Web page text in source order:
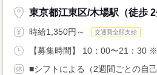
東京都江東区/木場駅（徒歩 2
時給1,350円～ 交通費全額支給
【募集時間】 10：00〜21：30 ※
■シフトによる（2週間ごとの自己